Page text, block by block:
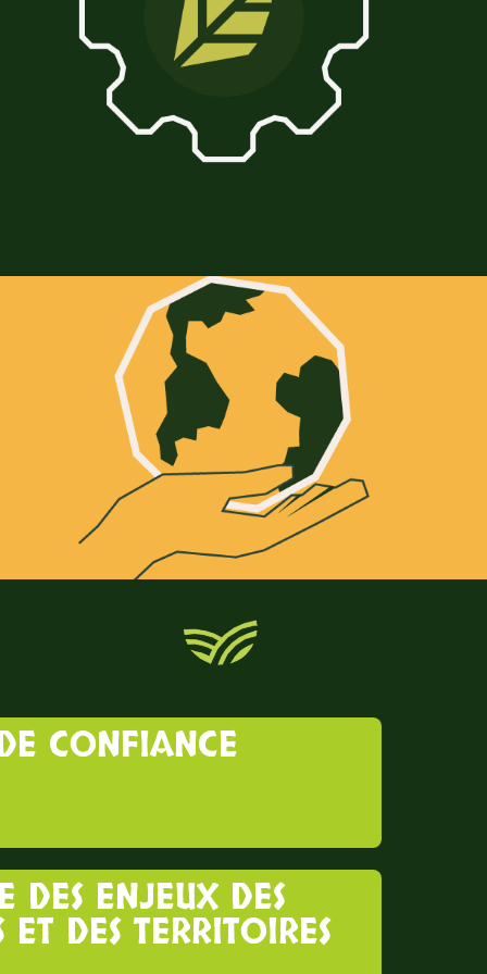
CONFIANCE
DES ENJEUX DES
ET DES TERRITOIRES